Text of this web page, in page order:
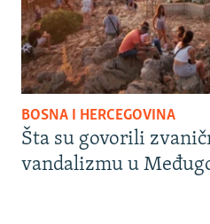
BOSNA I HERCEGOVINA
Šta su govorili
vandalizmu u